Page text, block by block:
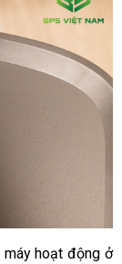
máy hoạt động ở